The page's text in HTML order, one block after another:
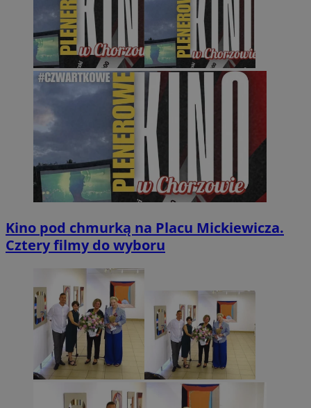
Kino pod chmurką na Placu Mickiewicza.
Cztery filmy do wyboru